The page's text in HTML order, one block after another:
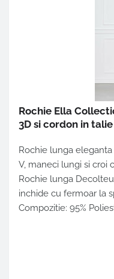
Rochie Ella
3D si cordon in talie
Rochie lunga
V, maneci lungi si croi
Rochie lunga
inchide cu fermoar la
Compozitie: 95%